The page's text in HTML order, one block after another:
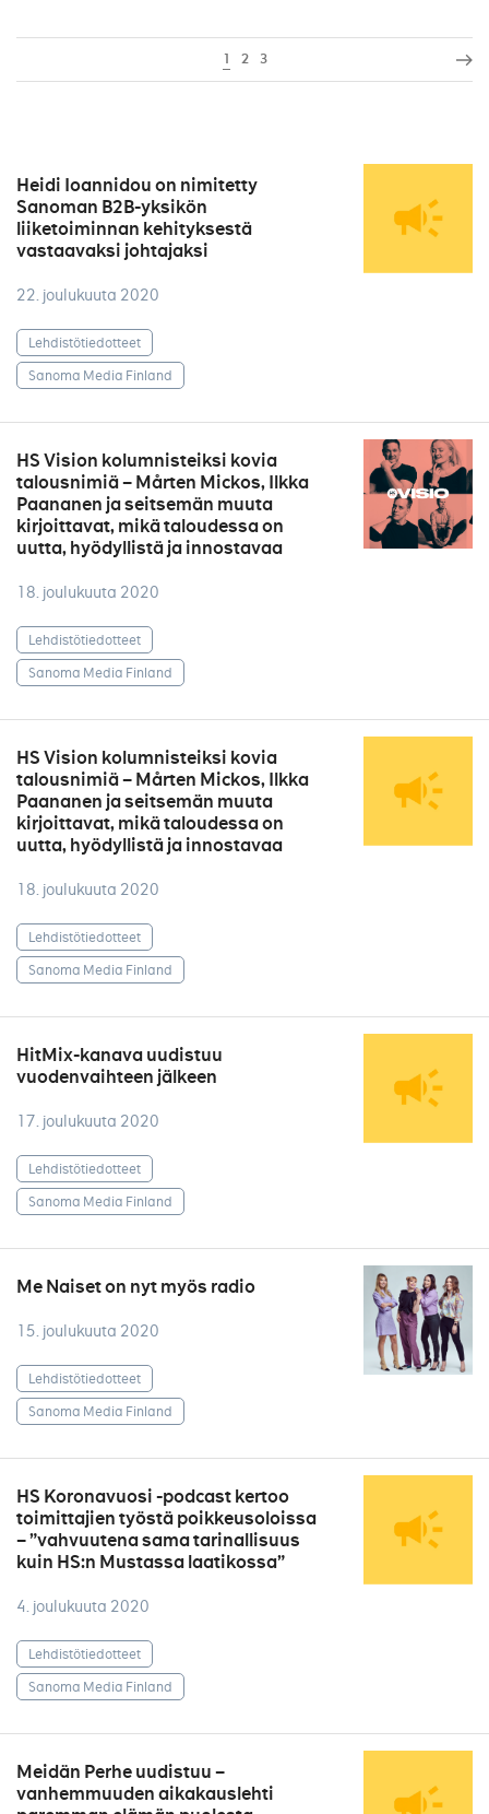
1 2 3
Heidi Ioannidou on nimitetty
Sanoman B2B-yksikön
liiketoiminnan kehityksestä
vastaavaksi johtajaksi
22. joulukuuta 2020
Lehdistötiedotteet
Sanoma Media Finland
HS Vision kolumnisteiksi kovia
talousnimiä – Mårten Mickos, Ilkka
Paananen ja seitsemän muuta
kirjoittavat, mikä taloudessa on
uutta, hyödyllistä ja innostavaa
18. joulukuuta 2020
Lehdistötiedotteet
Sanoma Media Finland
HS Vision kolumnisteiksi kovia
talousnimiä – Mårten Mickos, Ilkka
Paananen ja seitsemän muuta
kirjoittavat, mikä taloudessa on
uutta, hyödyllistä ja innostavaa
18. joulukuuta 2020
Lehdistötiedotteet
Sanoma Media Finland
HitMix-kanava uudistuu
vuodenvaihteen jälkeen
17. joulukuuta 2020
Lehdistötiedotteet
Sanoma Media Finland
Me Naiset on nyt myös radio
15. joulukuuta 2020
Lehdistötiedotteet
Sanoma Media Finland
HS Koronavuosi -podcast kertoo
toimittajien työstä poikkeusoloissa
– ”vahvuutena sama tarinallisuus
kuin HS:n Mustassa laatikossa”
4. joulukuuta 2020
Lehdistötiedotteet
Sanoma Media Finland
Meidän Perhe uudistuu –
vanhemmuuden aikakauslehti